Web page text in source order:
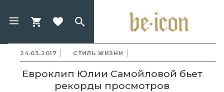
24.03.2017 СТИЛЬ ЖИЗНИ
Евроклип Юлии Самойловой бьет
рекорды просмотров